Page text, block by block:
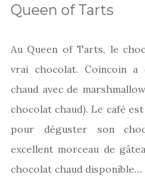
Queen of Tarts
Au Queen of Tarts, le
vrai chocolat. Coincoin a
chaud avec de
chocolat chaud). Le café
pour déguster son
excellent morceau de
chocolat chaud disponible…